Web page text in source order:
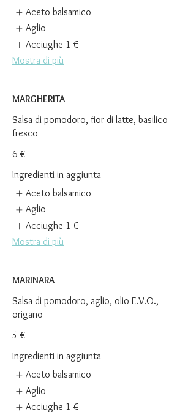
Aceto balsamico
Aglio
Acciughe 1 €
Mostra di più
MARGHERITA
Salsa di pomodoro, fior di latte, basilico
fresco
6 €
Ingredienti in aggiunta
Aceto balsamico
Aglio
Acciughe 1 €
Mostra di più
MARINARA
Salsa di pomodoro, aglio, olio E.V.O.,
origano
5 €
Ingredienti in aggiunta
Aceto balsamico
Aglio
Acciughe 1 €